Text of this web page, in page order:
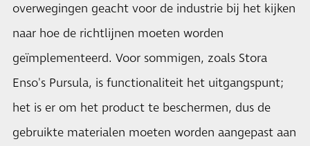
overwegingen geacht voor de industrie bij het kijken
naar hoe de richtlijnen moeten worden
geïmplementeerd. Voor sommigen, zoals Stora
Enso's Pursula, is functionaliteit het uitgangspunt;
het is er om het product te beschermen, dus de
gebruikte materialen moeten worden aangepast aan